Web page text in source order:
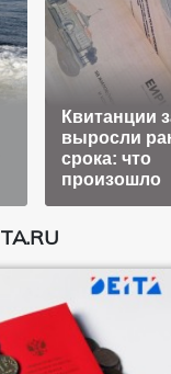
Квитанции
выросли
срока: что
произошло